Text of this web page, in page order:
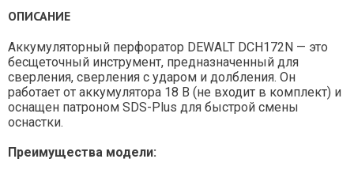
ОПИСАНИЕ
Аккумуляторный перфоратор DEWALT DCH172N — это
бесщеточный инструмент, предназначенный для
сверления, сверления с ударом и долбления. Он
работает от аккумулятора 18 В (не входит в комплект) и
оснащен патроном SDS-Plus для быстрой смены
оснастки.
Преимущества модели: